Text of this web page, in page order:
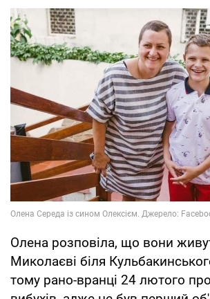
Олена розповіла, що вони
Миколаєві біля
тому рано-вранці 24 лютого